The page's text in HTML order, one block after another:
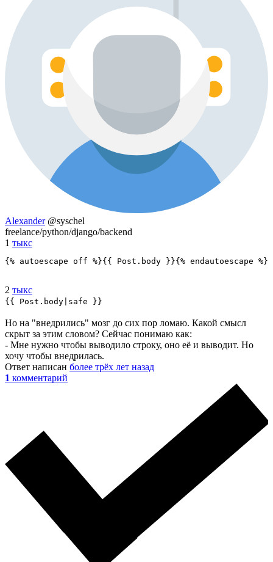
Alexander @syschel
freelance/python/django/backend
1 тыкс
{% autoescape off %}{{ Post.body }}{% endautoescape %}
2 тыкс
{{ Post.body|safe }}
Но на "внедрились" мозг до сих пор ломаю. Какой смысл
скрыт за этим словом? Сейчас понимаю как:
- Мне нужно чтобы выводило строку, оно её и выводит. Но
хочу чтобы внедрилась.
Ответ написан более трёх лет назад
1 комментарий